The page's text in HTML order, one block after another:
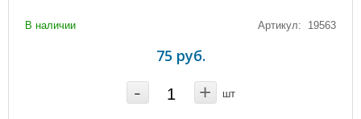
В наличии Артикул: 19563
75 руб.
- + шт